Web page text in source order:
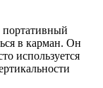
в карман. Он
используется